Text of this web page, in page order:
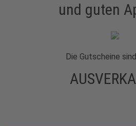
und guten
Die Gutscheine